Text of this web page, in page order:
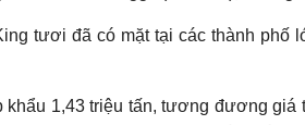
tươi đã có mặt tại các thành phố
khẩu 1,43 triệu tấn, tương đương